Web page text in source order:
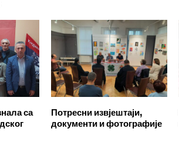
са
Потресни извјештаји,
документи и фотографије